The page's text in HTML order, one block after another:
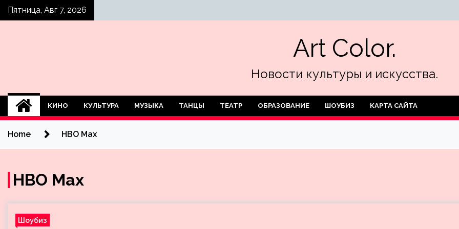
SkipПятница, Авг 7, 2026
Art Color.
Новости культуры и искусства.
КИНО КУЛЬТУРА МУЗЫКА ТАНЦЫ ТЕАТР ОБРАЗОВАНИЕ ШОУБИЗ КАРТА САЙТА
Home HBO Max
HBO Max
Шоубиз